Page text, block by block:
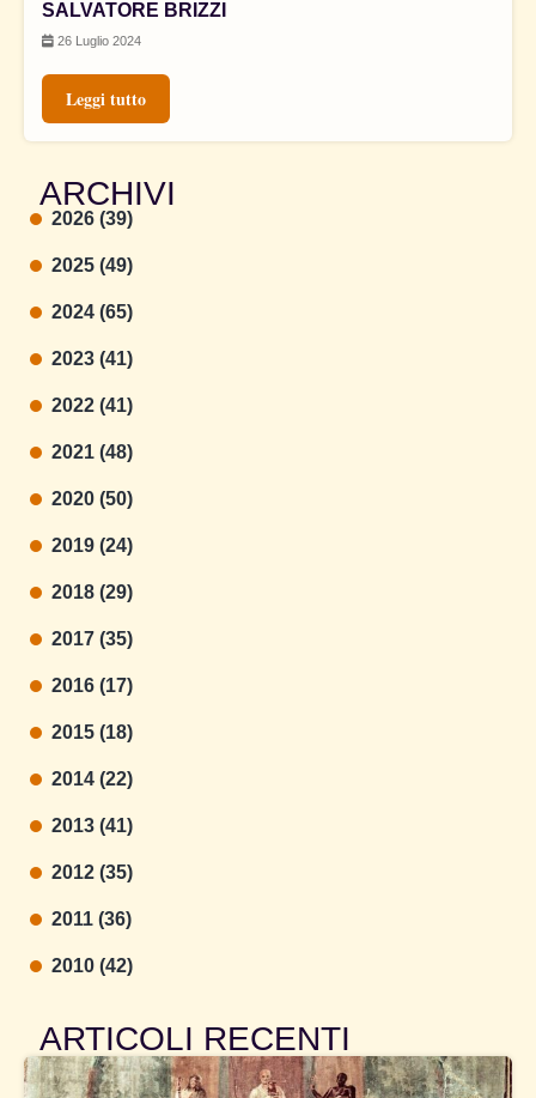
SALVATORE BRIZZI
26 Luglio 2024
Leggi tutto
ARCHIVI
2026 (39)
2025 (49)
2024 (65)
2023 (41)
2022 (41)
2021 (48)
2020 (50)
2019 (24)
2018 (29)
2017 (35)
2016 (17)
2015 (18)
2014 (22)
2013 (41)
2012 (35)
2011 (36)
2010 (42)
ARTICOLI RECENTI